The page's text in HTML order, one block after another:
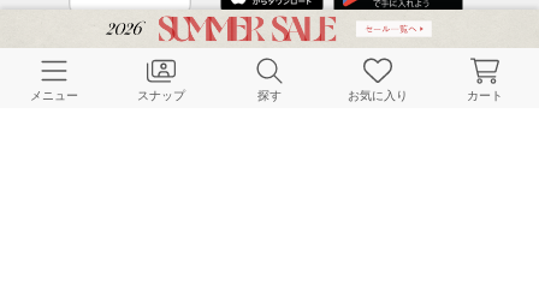
CUSTOMER SERVICE
メニュー スナップ 探す お気に入り カート